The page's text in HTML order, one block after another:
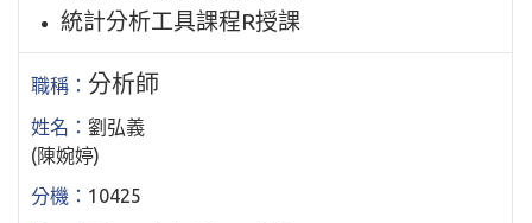
統計分析工具課程R授課
分析師
劉弘義
(陳婉婷)
10425